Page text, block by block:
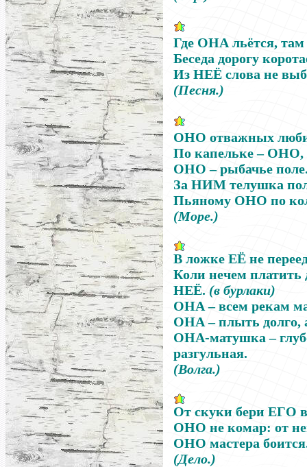
Где ОНА льётся,
Беседа дорогу
Из НЕЁ слова не
(Песня.)
ОНО отважных
По капельке– ОНО,
ОНО –рыбачье
За НИМ телушка
Пьяному ОНО по
(Море.)
В ложке ЕЁ не
Коли нечем платить
НЕЁ. (в бурлаки)
ОНА–всем рекам
ОНА–плыть долго,
ОНА-матушка–
разгульная.
(Волга.)
От скуки бери ЕГО
ОНО не комар: от
ОНО мастера
(Дело.)